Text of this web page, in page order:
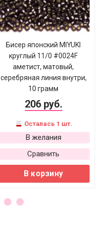
Бисер японский MIYUKI
круглый 11/0 #0024F
аметист, матовый,
серебряная линия внутри,
10 грамм
206 руб.
Осталась 1 шт.
В желания
Сравнить
В корзину